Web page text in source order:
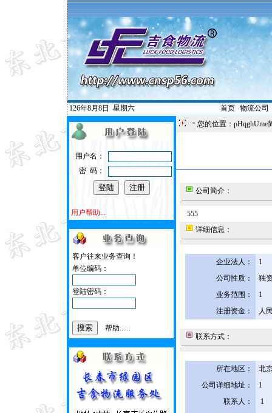
126年8月8日 星期六 首页| 物流公司
用户名：
密 码：
用户帮助...
客户往来业务查询！
单位编码：
登陆密码：
帮助......
您的位置：pHqghUme
公司简介：
555
详细信息：
企业法人：
1
公司性质：
独
业务范围：
1
注册资金：
人
联系方式：
所在地区：
北
公司详细地址：
1
联系人：
1